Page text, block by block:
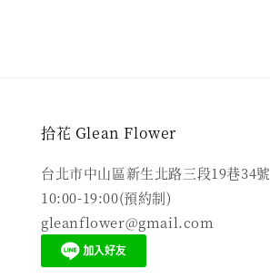
拾花 Glean Flower
台北市中山區新生北路三段19巷34號
10:00-19:00(預約制)
gleanflower@gmail.com